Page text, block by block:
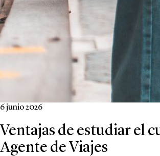
6 junio 2026
Ventajas de estudiar el
Agente de Viajes